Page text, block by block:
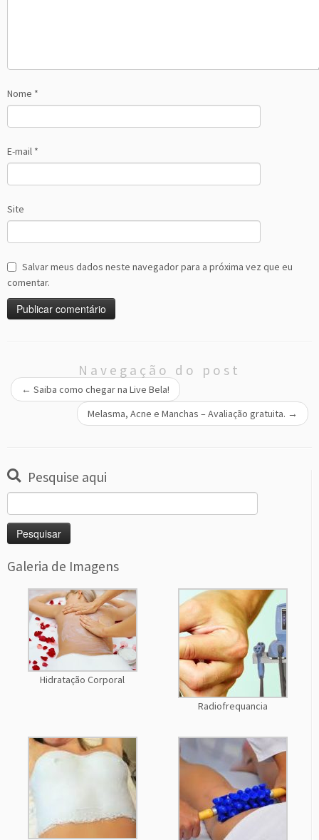
Nome *
E-mail *
Site
Salvar meus dados neste navegador para a próxima vez que eu
comentar.
Navegação do post
← Saiba como chegar na Live Bela!
Melasma, Acne e Manchas – Avaliação gratuita. →
Pesquise aqui
Galeria de Imagens
Hidratação Corporal
Radiofrequancia